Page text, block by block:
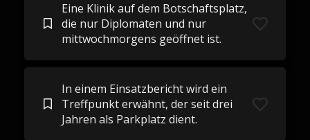
Eine Klinik auf dem Botschaftsplatz,
die nur Diplomaten und nur
mittwochmorgens geöffnet ist.
In einem Einsatzbericht wird ein
Treffpunkt erwähnt, der seit drei
Jahren als Parkplatz dient.